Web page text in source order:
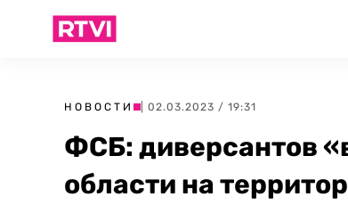
НОВОСТИ | 02.03.2023 / 19:31
ФСБ: диверсантов
области на